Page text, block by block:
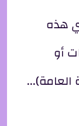
هذه
أو
العامة)...